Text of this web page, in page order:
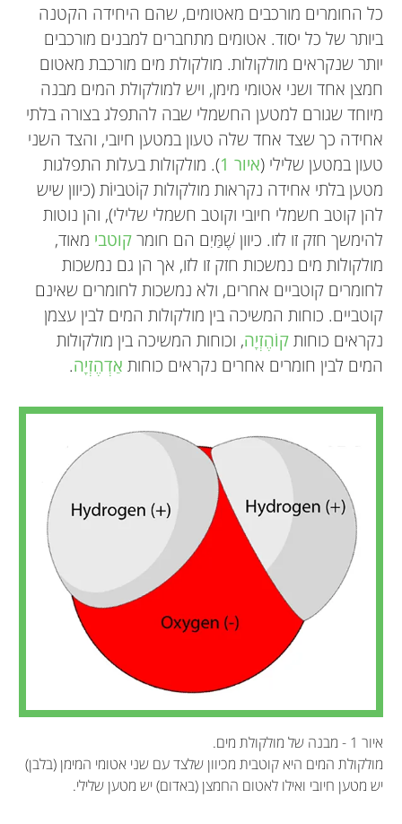
n
d
s
כל החומרים מורכבים מאטומים, שהם היחידה הקטנה
ביותר של כל יסוד. אטומים מתחברים למבנים מורכבים
יותר שנקראים מולקולות. מולקולת מים מורכבת מאטום
חמצן אחד ושני אטומי מימן, ויש למולקולת המים מבנה
מיוחד שגורם למטען החשמלי שבה להתפלג בצורה בלתי
אחידה כך שצד אחד שלה טעון במטען חיובי, והצד השני
טעון במטען שלילי (איור 1 ). מולקולות בעלות התפלגות
מטען בלתי אחידה נקראות מולקולות קוֹטביוֹת (כיוון שיש
להן קוטב חשמלי חיובי וקוטב חשמלי שלילי), והן נוטות
להימשך חזק זו לזו. כיוון שֶׁמַּיִם הם חומרקוטבי מאוד,
מולקולות מים נמשכות חזק זו לזו, אך הן גם נמשכות
לחומרים קוטביים אחרים, ולא נמשכות לחומרים שאינם
קוטביים. כוחות המשיכה בין מולקולות המים לבין עצמן
נקראים כוחותקוֹהֶזְיָה, וכוחות המשיכה בין מולקולות
המים לבין חומרים אחרים נקראים כוחות אַדְהֶזְיָה.
איור 1 - מבנה של מולקולת מים.
מולקולת המים היא קוטבית מכיוון שלצד עם שני אטומי המימן (בלבן)
יש מטען חיובי ואילו לאטום החמצן (באדום) יש מטען שלילי.